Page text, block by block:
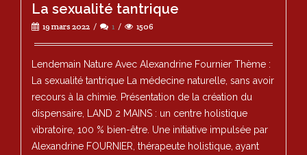
La sexualité tantrique
19 mars 2022 1 1506
Lendemain Nature Avec Alexandrine Fournier Thème :
La sexualité tantrique La médecine naturelle, sans avoir
recours à la chimie. Présentation de la création du
dispensaire, LAND 2 MAINS : un centre holistique
vibratoire, 100 % bien-être. Une initiative impulsée par
Alexandrine FOURNIER, thérapeute holistique, ayant